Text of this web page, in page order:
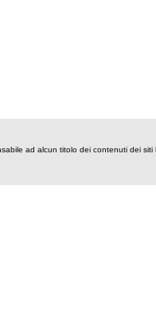
ad alcun titolo dei contenuti dei siti